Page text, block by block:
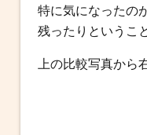
特に気になったの
残ったりというこ
上の比較写真から